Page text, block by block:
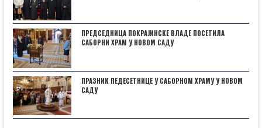
ПРЕДСЕДНИЦА ПОКРАЈИНСКЕ ВЛАДЕ ПОСЕТИЛА
САБОРНИ ХРАМ У НОВОМ САДУ
ПРАЗНИК ПЕДЕСЕТНИЦЕ У САБОРНОМ ХРАМУ У НОВОМ
САДУ